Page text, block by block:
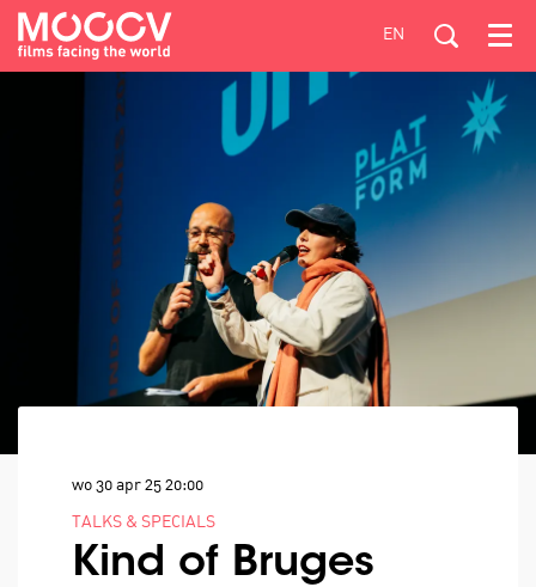
EN Menu
Kind of Bruges
TALKS & SPECIALS
wo 30 apr 25 20:00